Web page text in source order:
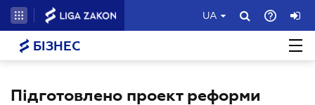
UA
БІЗНЕС
Підготовлено проект реформи